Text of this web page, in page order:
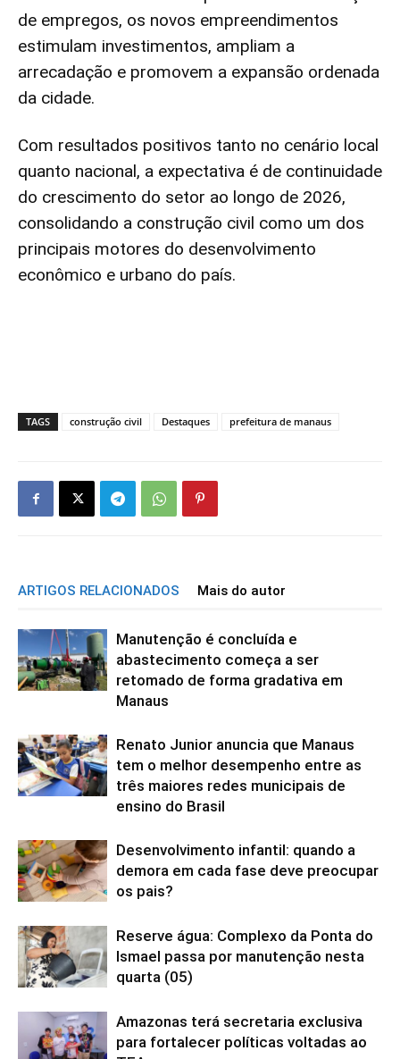
de empregos, os novos empreendimentos
estimulam investimentos, ampliam a
arrecadação e promovem a expansão ordenada
da cidade.
Com resultados positivos tanto no cenário local
quanto nacional, a expectativa é de continuidade
do crescimento do setor ao longo de 2026,
consolidando a construção civil como um dos
principais motores do desenvolvimento
econômico e urbano do país.
TAGS construção civil Destaques prefeitura de manaus
ARTIGOS RELACIONADOS Mais do autor
Manutenção é concluída e
abastecimento começa a ser
retomado de forma gradativa em
Manaus
Renato Junior anuncia que Manaus
tem o melhor desempenho entre as
três maiores redes municipais de
ensino do Brasil
Desenvolvimento infantil: quando a
demora em cada fase deve preocupar
os pais?
Reserve água: Complexo da Ponta do
Ismael passa por manutenção nesta
quarta (05)
Amazonas terá secretaria exclusiva
para fortalecer políticas voltadas ao